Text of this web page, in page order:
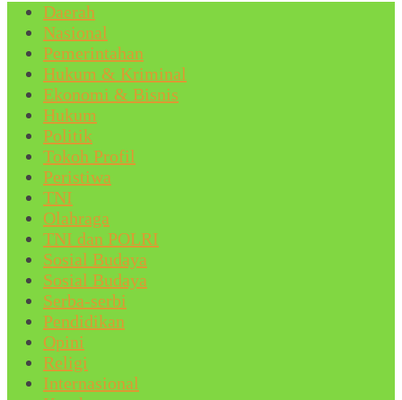
Daerah
Nasional
Pemerintahan
Hukum & Kriminal
Ekonomi & Bisnis
Hukum
Politik
Tokoh Profil
Peristiwa
TNI
Olahraga
TNI dan POLRI
Sosial Budaya
Sosial Budaya
Serba-serbi
Pendidikan
Opini
Religi
Internasional